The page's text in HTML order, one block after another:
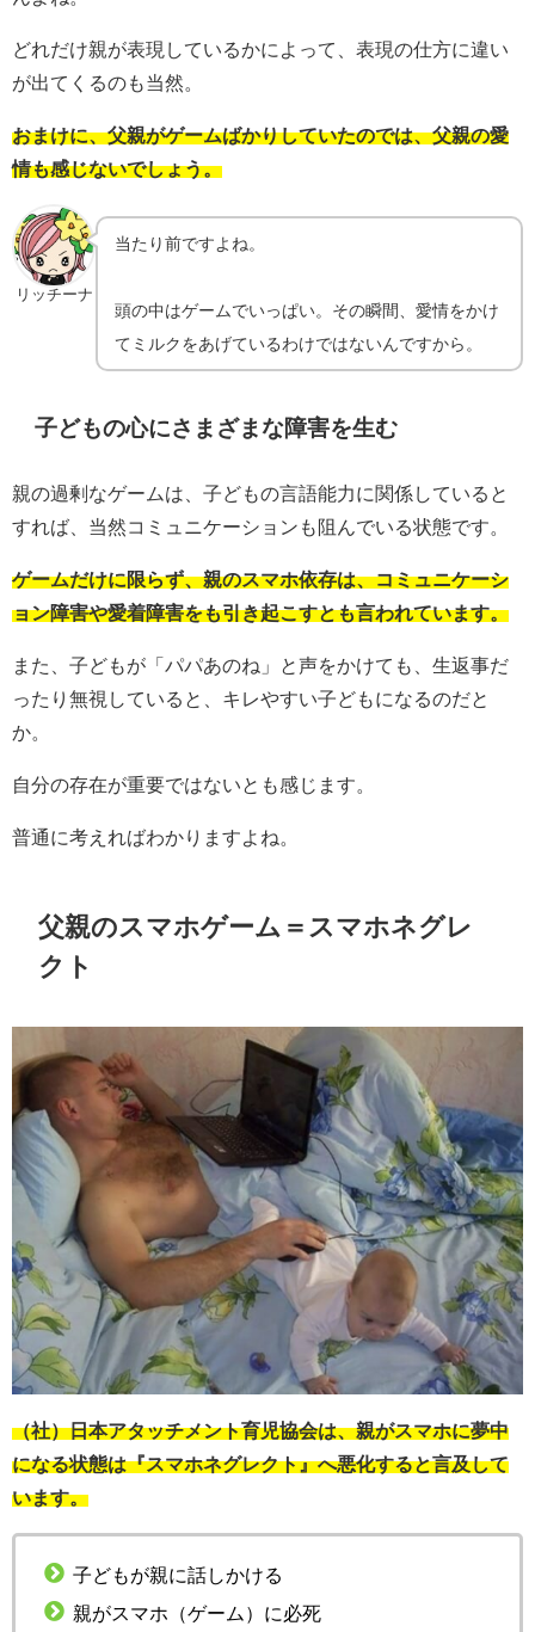
どれだけ親が表現しているかによって、表現の仕方に違い
が出てくるのも当然。
おまけに、父親がゲームばかりしていたのでは、父親の愛
情も感じないでしょう。
リッチーナ
当たり前ですよね。
頭の中はゲームでいっぱい。その瞬間、愛情をかけ
てミルクをあげているわけではないんですから。
子どもの心にさまざまな障害を生む
親の過剰なゲームは、子どもの言語能力に関係していると
すれば、当然コミュニケーションも阻んでいる状態です。
ゲームだけに限らず、親のスマホ依存は、コミュニケーシ
ョン障害や愛着障害をも引き起こすとも言われています。
また、子どもが「パパあのね」と声をかけても、生返事だ
ったり無視していると、キレやすい子どもになるのだと
か。
自分の存在が重要ではないとも感じます。
普通に考えればわかりますよね。
父親のスマホゲーム＝スマホネグレ
クト
（社）日本アタッチメント育児協会は、親がスマホに夢中
になる状態は『スマホネグレクト』へ悪化すると言及して
います。
子どもが親に話しかける
親がスマホ（ゲーム）に必死